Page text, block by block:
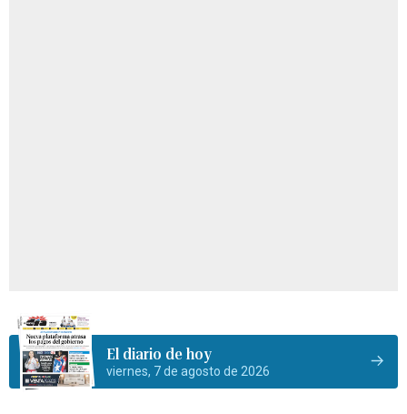
El diario de hoy
viernes, 7 de agosto de 2026